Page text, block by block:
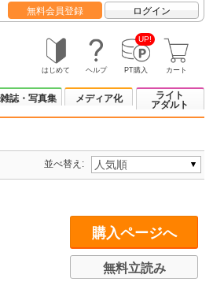
無料会員登録 ログイン
はじめて ヘルプ
UP!
PT購入 カート
雑誌・写真集 メディア化
ライト
アダルト
並べ替え:
購入ページへ
無料立読み